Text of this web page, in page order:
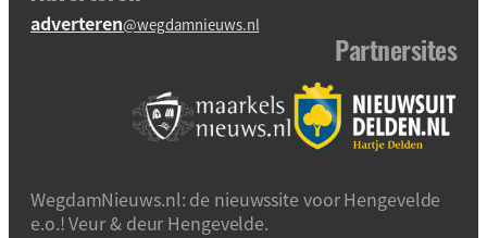
adverteren@wegdamnieuws.nl
Partnersites
WegdamNieuws.nl: de nieuwssite voor Hengevelde
e.o.! Veur & deur Hengevelde.